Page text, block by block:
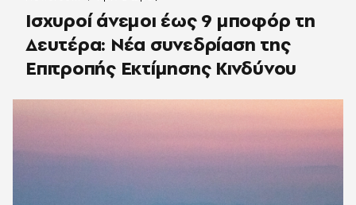
Ισχυροί άνεμοι έως 9 μποφόρ τη
Δευτέρα: Νέα συνεδρίαση της
Επιτροπής Εκτίμησης Κινδύνου